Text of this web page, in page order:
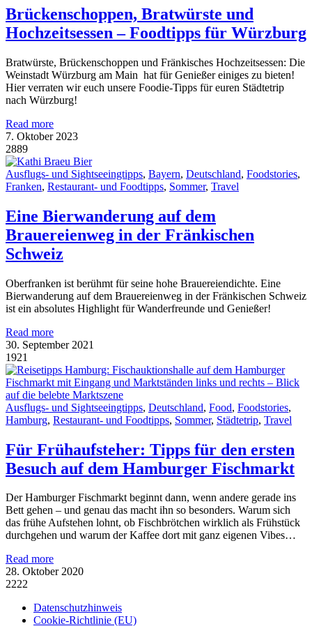
Brückenschoppen, Bratwürste und
Hochzeitsessen – Foodtipps für Würzburg
Bratwürste, Brückenschoppen und Fränkisches Hochzeitsessen: Die
Weinstadt Würzburg am Main hat für Genießer einiges zu bieten!
Hier verraten wir euch unsere Foodie-Tipps für euren Städtetrip
nach Würzburg!
Read more
7. Oktober 2023
2889
Ausflugs- und Sightseeingtipps, Bayern, Deutschland, Foodstories,
Franken, Restaurant- und Foodtipps, Sommer, Travel
Eine Bierwanderung auf dem
Brauereienweg in der Fränkischen
Schweiz
Oberfranken ist berühmt für seine hohe Brauereiendichte. Eine
Bierwanderung auf dem Brauereienweg in der Fränkischen Schweiz
ist ein absolutes Highlight für Wanderfreunde und Genießer!
Read more
30. September 2021
1921
Ausflugs- und Sightseeingtipps, Deutschland, Food, Foodstories,
Hamburg, Restaurant- und Foodtipps, Sommer, Städtetrip, Travel
Für Frühaufsteher: Tipps für den ersten
Besuch auf dem Hamburger Fischmarkt
Der Hamburger Fischmarkt beginnt dann, wenn andere gerade ins
Bett gehen – und genau das macht ihn so besonders. Warum sich
das frühe Aufstehen lohnt, ob Fischbrötchen wirklich als Frühstück
durchgehen und warum der Kaffee dort mit ganz eigenen Vibes…
Read more
28. Oktober 2020
2222
Datenschutzhinweis
Cookie-Richtlinie (EU)